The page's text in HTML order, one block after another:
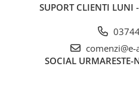
SUPORT CLIENTI LUNI
SOCIAL